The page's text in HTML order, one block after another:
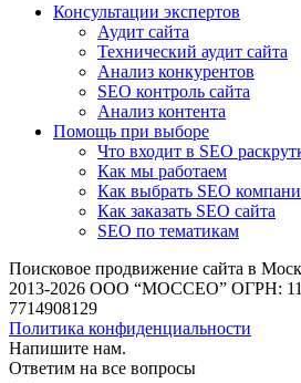
Консультации экспертов
Аудит сайта
Технический аудит сайта
Анализ конкурентов
SEO контроль сайта
Анализ контента
Помощь при выборе
Что входит в SEO
Как мы работаем
Как выбрать SEO
Как заказать SEO сайта
SEO по тематикам
Поисковое продвижение сайта в
2013-2026 ООО “МОССЕО” ОГРН:
7714908129
Политика конфиденциальности
Напишите нам.
Ответим на все вопросы